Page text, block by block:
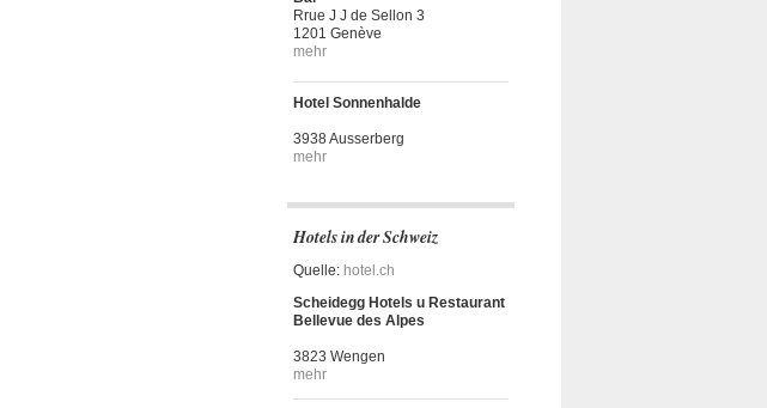
Rrue J J de Sellon 3
1201 Genève
mehr
Hotel Sonnenhalde
3938 Ausserberg
mehr
Hotels in der Schweiz
Quelle: hotel.ch
Scheidegg Hotels u Restaurant
Bellevue des Alpes
3823 Wengen
mehr